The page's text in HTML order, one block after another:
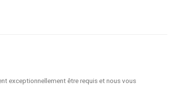
exceptionnellement être requis et nous vous